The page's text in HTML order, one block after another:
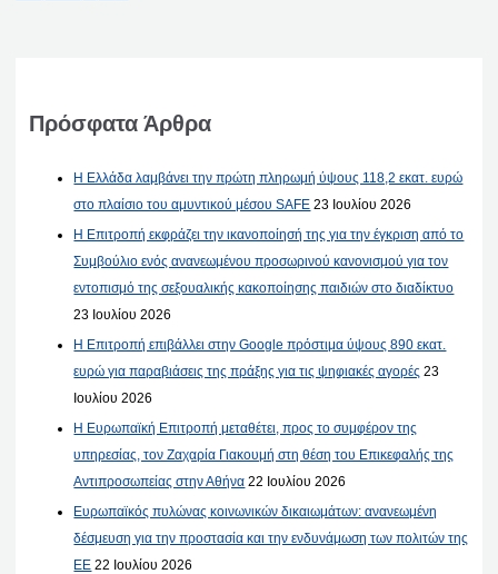
Πρόσφατα Άρθρα
Η Ελλάδα λαμβάνει την πρώτη πληρωμή ύψους 118,2 εκατ. ευρώ
στο πλαίσιο του αμυντικού μέσου SAFE 23 Ιουλίου 2026
Η Επιτροπή εκφράζει την ικανοποίησή της για την έγκριση από το
Συμβούλιο ενός ανανεωμένου προσωρινού κανονισμού για τον
εντοπισμό της σεξουαλικής κακοποίησης παιδιών στο διαδίκτυο
23 Ιουλίου 2026
Η Επιτροπή επιβάλλει στην Google πρόστιμα ύψους 890 εκατ.
ευρώ για παραβιάσεις της πράξης για τις ψηφιακές αγορές 23
Ιουλίου 2026
Η Ευρωπαϊκή Επιτροπή μεταθέτει, προς το συμφέρον της
υπηρεσίας, τον Ζαχαρία Γιακουμή στη θέση του Επικεφαλής της
Αντιπροσωπείας στην Αθήνα 22 Ιουλίου 2026
Ευρωπαϊκός πυλώνας κοινωνικών δικαιωμάτων: ανανεωμένη
δέσμευση για την προστασία και την ενδυνάμωση των πολιτών της
ΕΕ 22 Ιουλίου 2026